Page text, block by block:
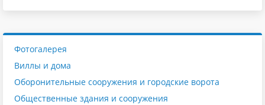
Фотогалерея
Виллы и дома
Оборонительные сооружения и городские ворота
Общественные здания и сооружения